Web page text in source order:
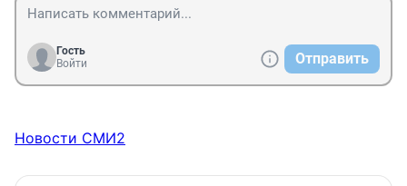
Гость
Войти
Отправить
Новости СМИ2